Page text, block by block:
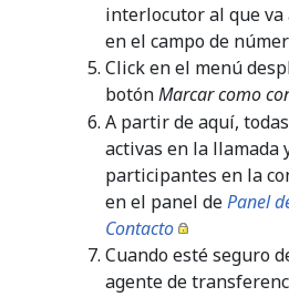
interlocutor al que
en el campo de
Click en el menú
botónMarcar como
A partir de aquí,
activas en la llamada
participantes en la
en el panel dePanel
Contacto
Cuando esté seguro
agente de